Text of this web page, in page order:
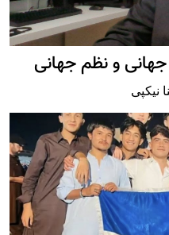
و نظم جهانی
نیکپی